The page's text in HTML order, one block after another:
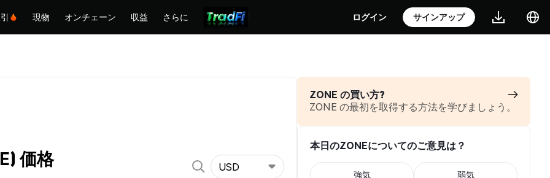
現物 オンチェーン 収益 さらに ログイン サインアップ
価格 USD
ZONE の買い方?
ZONE の最初を取得する方法を学びましょう。
本日のZONEについてのご意見は？
強気 弱気